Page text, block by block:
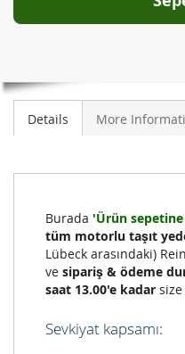
Details More
Burada 'Ürün
tüm motorlu taşıt
Lübeck arasındaki)
ve sipariş & ödeme
saat 13.00'e kadar
Sevkiyat kapsamı: